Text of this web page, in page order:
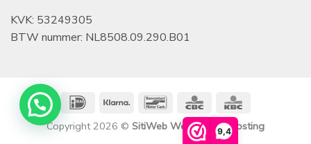
9,4
KVK: 53249305
BTW nummer: NL8508.09.290.B01
IDeal Klarna BancontactCBC
Copyright 2026 © SitiWeb Websites en Hosting